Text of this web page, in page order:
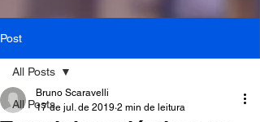
Post
All Posts
All Posts
Bruno Scaravelli
17 de jul. de 2019 2 min de leitura